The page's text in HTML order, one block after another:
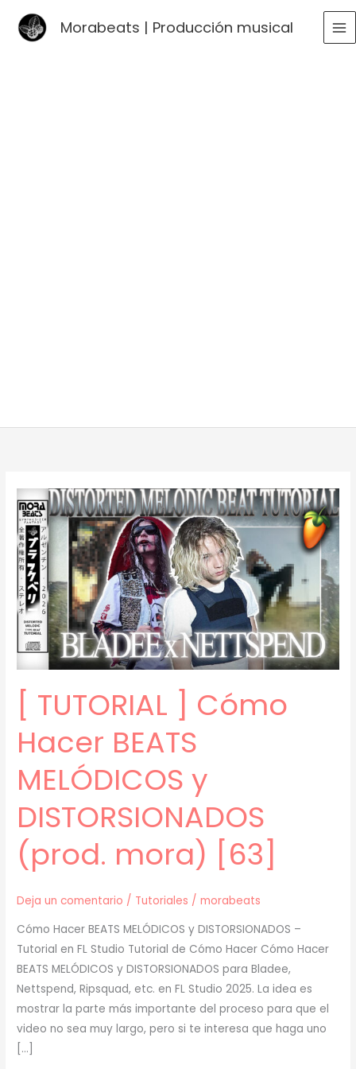
Morabeats | Producción musical
[ TUTORIAL ] Cómo
Hacer BEATS
MELÓDICOS y
DISTORSIONADOS
(prod. mora) [63]
Deja un comentario / Tutoriales /morabeats
Cómo Hacer BEATS MELÓDICOS y DISTORSIONADOS –
Tutorial en FL Studio Tutorial de Cómo Hacer Cómo Hacer
BEATS MELÓDICOS y DISTORSIONADOS para Bladee,
Nettspend, Ripsquad, etc. en FL Studio 2025. La idea es
mostrar la parte más importante del proceso para que el
video no sea muy largo, pero si te interesa que haga uno
[…]